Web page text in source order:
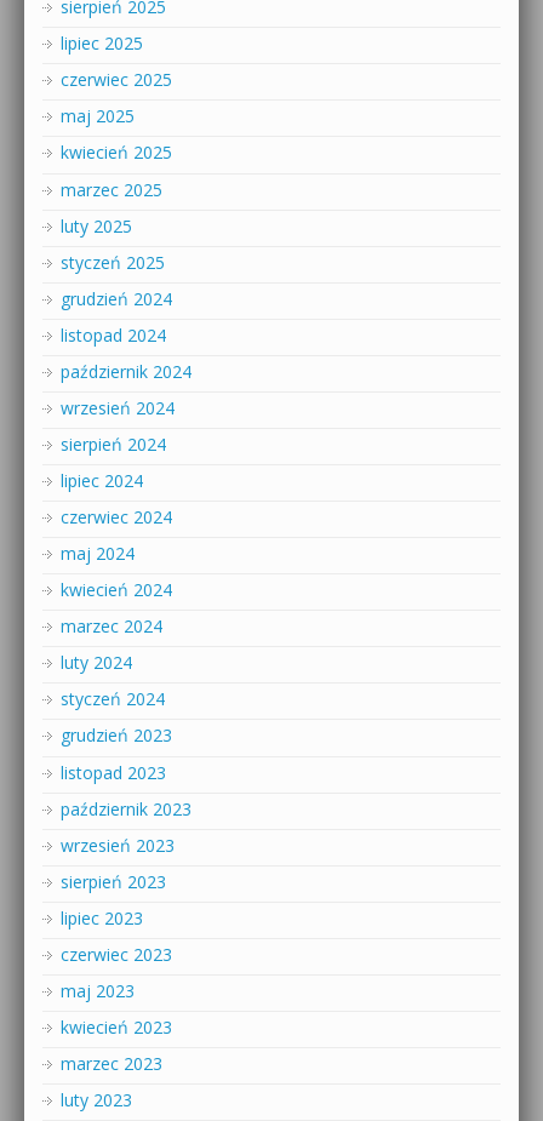
sierpień 2025
lipiec 2025
czerwiec 2025
maj 2025
kwiecień 2025
marzec 2025
luty 2025
styczeń 2025
grudzień 2024
listopad 2024
październik 2024
wrzesień 2024
sierpień 2024
lipiec 2024
czerwiec 2024
maj 2024
kwiecień 2024
marzec 2024
luty 2024
styczeń 2024
grudzień 2023
listopad 2023
październik 2023
wrzesień 2023
sierpień 2023
lipiec 2023
czerwiec 2023
maj 2023
kwiecień 2023
marzec 2023
luty 2023